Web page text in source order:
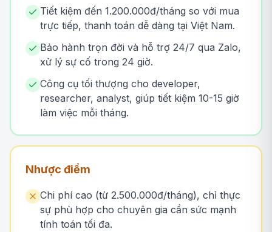
Tiết kiệm đến 1.200.000đ/tháng so với mua
trực tiếp, thanh toán dễ dàng tại Việt Nam.
Bảo hành trọn đời và hỗ trợ 24/7 qua Zalo,
xử lý sự cố trong 24 giờ.
Công cụ tối thượng cho developer,
researcher, analyst, giúp tiết kiệm 10-15 giờ
làm việc mỗi tháng.
Nhược điểm
Chi phí cao (từ 2.500.000đ/tháng), chỉ thực
sự phù hợp cho chuyên gia cần sức mạnh
tính toán tối đa.